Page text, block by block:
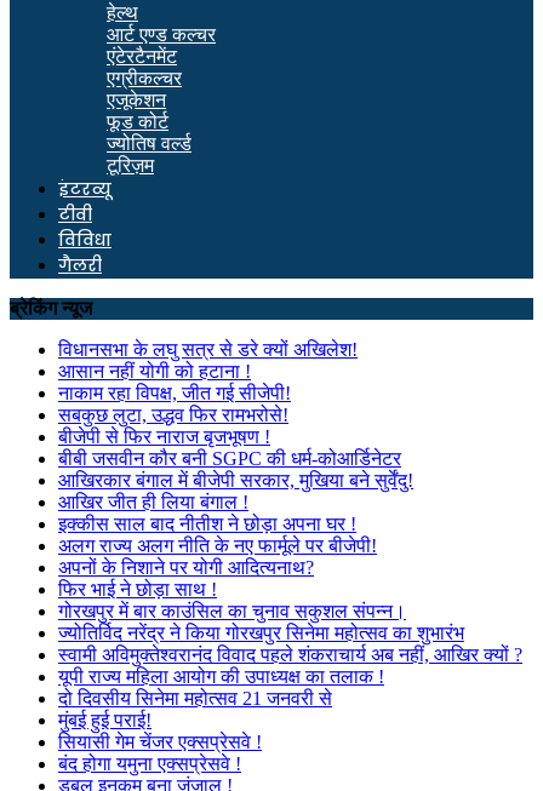
हेल्थ
आर्ट एण्ड कल्चर
एंटेरटैनमेंट
एग्रीकल्चर
एजूकेशन
फूड कोर्ट
ज्योतिष वर्ल्ड
टूरिज़म
इंटरव्यू
टीवी
विविधा
गैलरी
ब्रेकिंग न्यूज
विधानसभा के लघु सत्र से डरे क्यों अखिलेश!
आसान नहीं योगी को हटाना !
नाकाम रहा विपक्ष, जीत गई सीजेपी!
सबकुछ लुटा, उद्धव फिर रामभरोसे!
बीजेपी से फिर नाराज बृजभूषण !
बीबी जसवीन कौर बनी SGPC की धर्म-कोआर्डिनेटर
आखिरकार बंगाल में बीजेपी सरकार, मुखिया बने सुर्वेंदु!
आखिर जीत ही लिया बंगाल !
इक्कीस साल बाद नीतीश ने छोड़ा अपना घर !
अलग राज्य अलग नीति के नए फार्मूले पर बीजेपी!
अपनों के निशाने पर योगी आदित्यनाथ?
फिर भाई ने छोड़ा साथ !
गोरखपुर में बार काउंसिल का चुनाव सकुशल संपन्न।
ज्योतिर्विद नरेंद्र ने किया गोरखपुर सिनेमा महोत्सव का शुभारंभ
स्वामी अविमुक्तेश्वरानंद विवाद पहले शंकराचार्य अब नहीं, आखिर क्यों ?
यूपी राज्य महिला आयोग की उपाध्यक्ष का तलाक !
दो दिवसीय सिनेमा महोत्सव 21 जनवरी से
मुंबई हुई पराई!
सियासी गेम चेंजर एक्सप्रेसवे !
बंद होगा यमुना एक्सप्रेसवे !
डबल इनकम बना जंजाल !